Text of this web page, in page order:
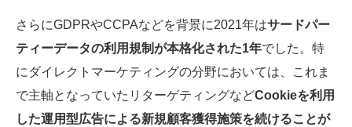
さらにGDPRやCCPAなどを背景に2021年はサードパー
ティーデータの利用規制が本格化された1年でした。特
にダイレクトマーケティングの分野においては、これま
で主軸となっていたリターゲティングなどCookieを利用
した運用型広告による新規顧客獲得施策を続けることが